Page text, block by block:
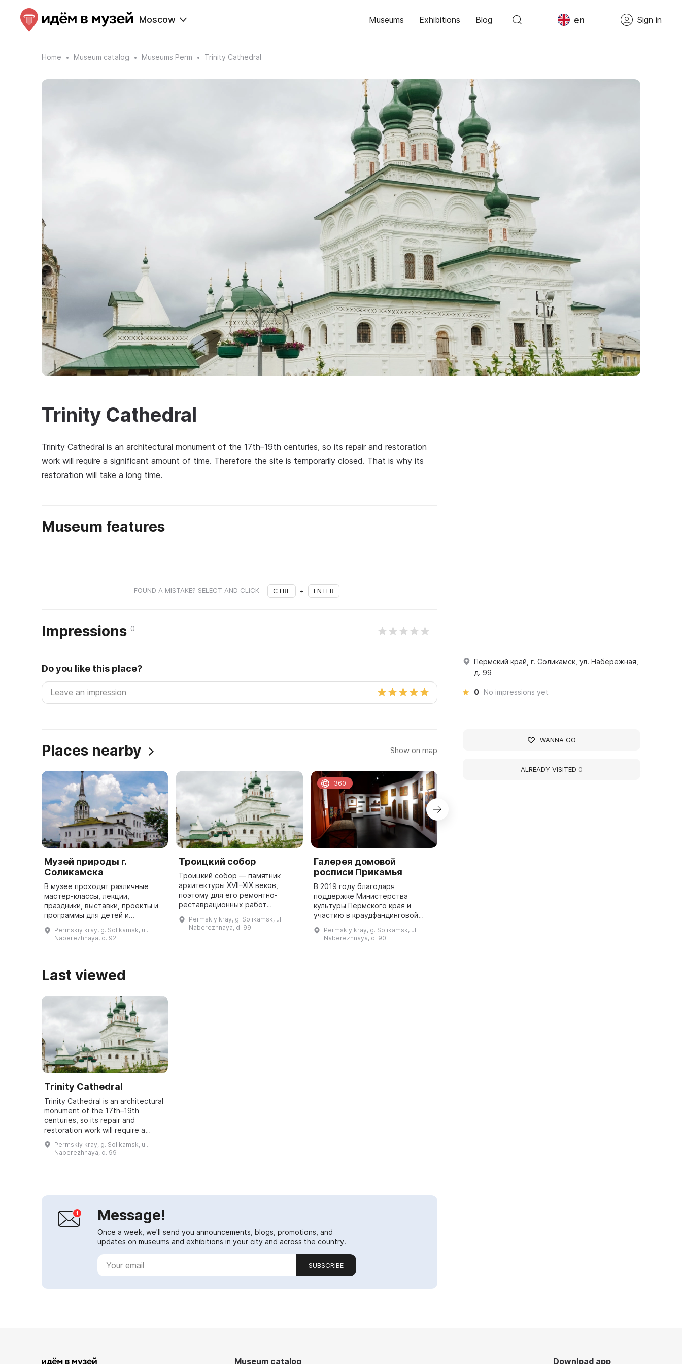
Moscow Museums Exhibitions Blog en Sign in
Home Museum catalog Museums Perm Trinity Cathedral
Trinity Cathedral
Trinity Cathedral is an architectural monument of the 17th–19th centuries, so its repair and restoration
work will require a significant amount of time. Therefore the site is temporarily closed. That is why its
restoration will take a long time.
Museum features
FOUND A MISTAKE? SELECT AND CLICK CTRL + ENTER
Impressions 0
Do you like this place?
Places nearby Show on map
Музей природы г.
Соликамска
В музее проходят различные
мастер-классы, лекции,
праздники, выставки, проекты и
программы для детей и
презентации и лабораторные
работы, а также пройти
Permskiy kray, g. Solikamsk, ul.
Naberezhnaya, d. 92
Троицкий собор
Троицкий собор — памятник
архитектуры XVII–XIX веков,
поэтому для его ремонтно-
реставрационных работ
количество времени. В связи с
этим место временно закрыто.
Permskiy kray, g. Solikamsk, ul.
Naberezhnaya, d. 99
Галерея домовой
росписи Прикамья
В 2019 году благодаря
поддержке Министерства
культуры Пермского края и
участию в краудфандинговой
в которой представлена
коллекция уральской домовой
Permskiy kray, g. Solikamsk, ul.
Naberezhnaya, d. 90
360
Last viewed
Trinity Cathedral
Trinity Cathedral is an architectural
monument of the 17th–19th
centuries, so its repair and
restoration work will require a
significant amount of time.
Therefore the site is temporarily
closed. That ...
Permskiy kray, g. Solikamsk, ul.
Naberezhnaya, d. 99
Message!
Once a week, we'll send you announcements, blogs, promotions, and
updates on museums and exhibitions in your city and across the country.
SUBSCRIBE
Пермский край, г. Соликамск, ул. Набережная,
д. 99
0 No impressions yet
WANNA GO
ALREADY VISITED 0
Museum catalog Download app